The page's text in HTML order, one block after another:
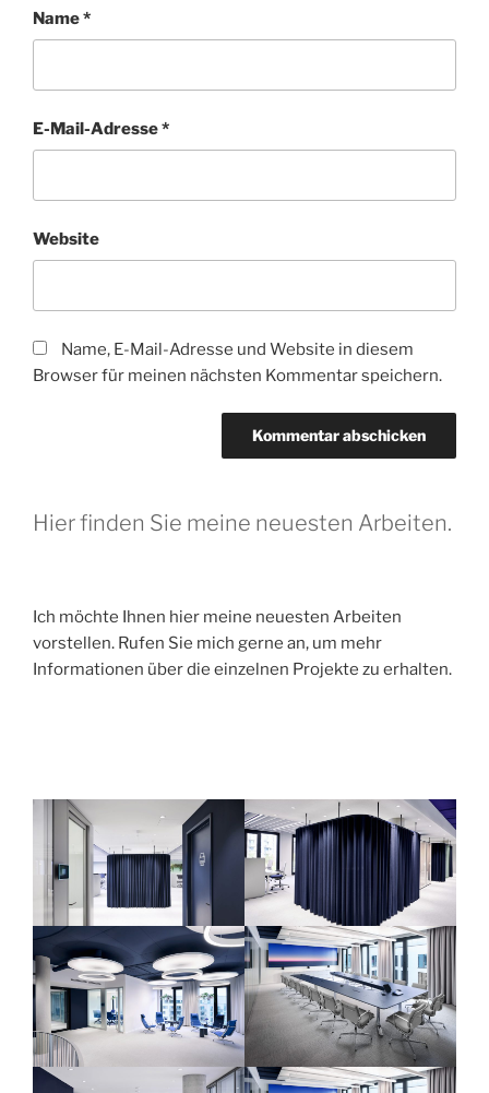
Name*
E-Mail-Adresse*
Website
Name, E-Mail-Adresse und Website in diesem
Browser für meinen nächsten Kommentar speichern.
Hier finden Sie meine neuesten Arbeiten.
Ich möchte Ihnen hier meine neuesten Arbeiten
vorstellen. Rufen Sie mich gerne an, um mehr
Informationen über die einzelnen Projekte zu erhalten.